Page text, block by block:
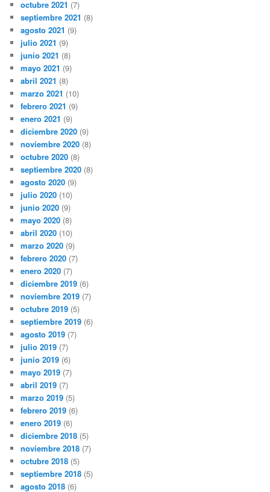
octubre 2021 (7)
septiembre 2021 (8)
agosto 2021 (9)
julio 2021 (9)
junio 2021 (8)
mayo 2021 (9)
abril 2021 (8)
marzo 2021 (10)
febrero 2021 (9)
enero 2021 (9)
diciembre 2020 (9)
noviembre 2020 (8)
octubre 2020 (8)
septiembre 2020 (8)
agosto 2020 (9)
julio 2020 (10)
junio 2020 (9)
mayo 2020 (8)
abril 2020 (10)
marzo 2020 (9)
febrero 2020 (7)
enero 2020 (7)
diciembre 2019 (6)
noviembre 2019 (7)
octubre 2019 (5)
septiembre 2019 (6)
agosto 2019 (7)
julio 2019 (7)
junio 2019 (6)
mayo 2019 (7)
abril 2019 (7)
marzo 2019 (5)
febrero 2019 (6)
enero 2019 (6)
diciembre 2018 (5)
noviembre 2018 (7)
octubre 2018 (5)
septiembre 2018 (5)
agosto 2018 (6)